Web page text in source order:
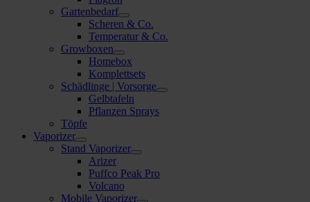
Gartenbedarf
Scheren & Co.
Temperatur & Co.
Growboxen
Homebox
Komplettsets
Schädlinge | Vorsorge
Gelbtafeln
Pflanzen Sprays
Töpfe
Vaporizer
Stand Vaporizer
Arizer
Puffco Peak Pro
Volcano
Mobile Vaporizer